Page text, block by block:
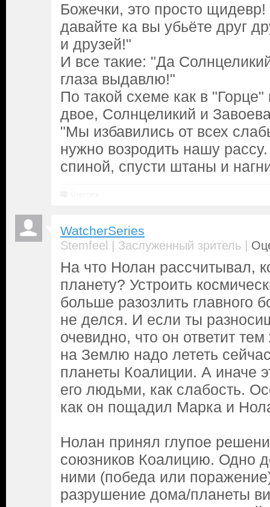
Божечки, это просто
давайте ка вы убьёте друг
и друзей!"
И все такие: "Да
глаза выдавлю!"
По такой схеме как в "Горце"
двое, Солнцеликий и
"Мы избавились от всех
нужно возродить нашу
спиной, спусти штаны и
WatcherSeries
Stemfeel | Заслуженный зритель |
На что Нолан рассчитывал,
планету? Устроить
больше разозлить главного
не делся. И если ты
очевидно, что он ответит
на Землю надо лететь
планеты Коалиции. А иначе
его людьми, как слабость.
как он пощадил Марка и
Нолан принял глупое
союзников Коалицию. Одно
ними (победа или
разрушение дома/планеты